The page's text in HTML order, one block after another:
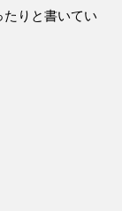
りと書いてい